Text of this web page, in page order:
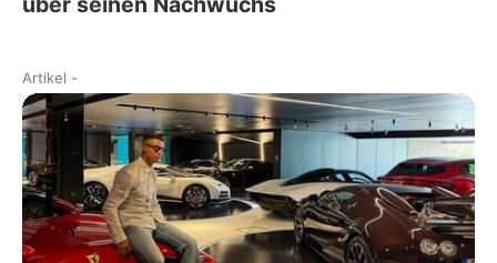
Artikel -